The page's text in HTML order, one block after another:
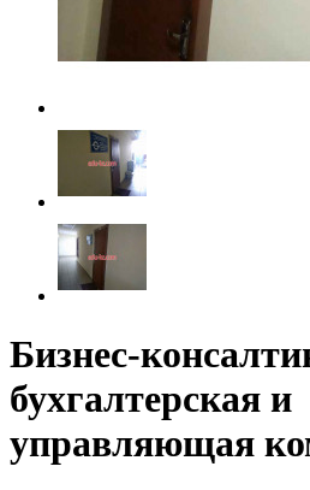
Бизнес-
бухгалтерская и
управляющая